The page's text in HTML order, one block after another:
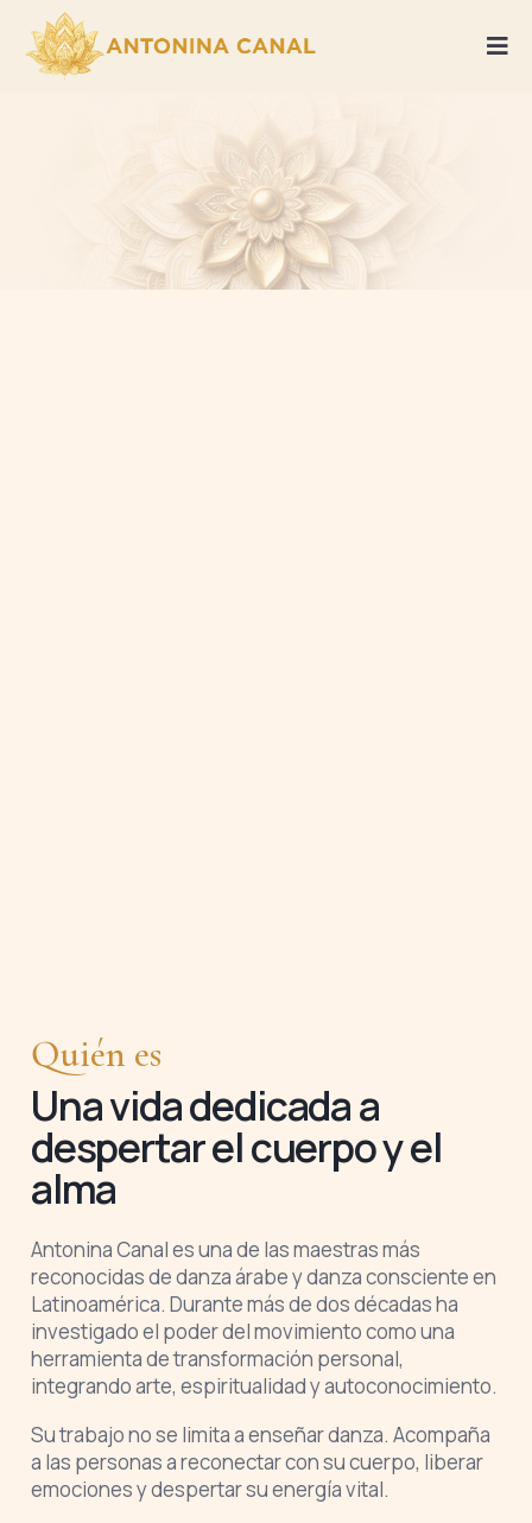
ANTONINACANAL
Quién es
Una vida dedicada a
despertar el cuerpo y el
alma
Antonina Canal es una de las maestras más
reconocidas de danza árabe y danza consciente en
Latinoamérica. Durante más de dos décadas ha
investigado el poder del movimiento como una
herramienta de transformación personal,
integrando arte, espiritualidad y autoconocimiento.
Su trabajo no se limita a enseñar danza. Acompaña
a las personas a reconectar con su cuerpo, liberar
emociones y despertar su energía vital.